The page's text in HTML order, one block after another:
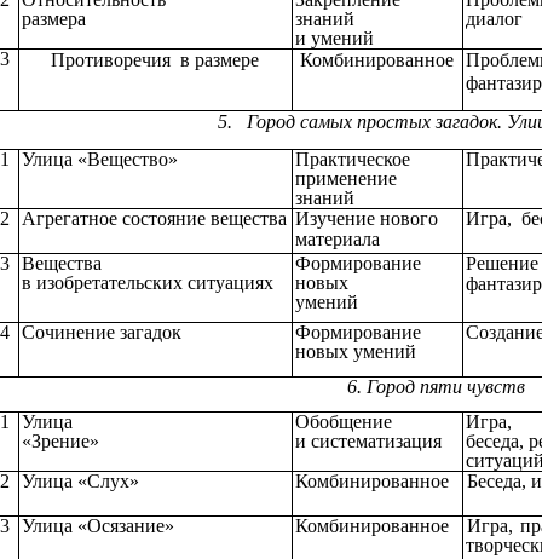
размера
знаний
и умений
диалог
Противоречия в размере Комбинированное
5. Город самых простых загадок.
Улица «Вещество»
Практическое
применение
знаний
Агрегатное состояние вещества Изучение нового
материала
Игра,
Вещества
в изобретательских ситуациях
Формирование
новых
умений
Решение
Сочинение загадок
Формирование
новых умений
6. Город пяти
Улица
«Зрение»
Обобщение
и систематизация
Игра,
беседа,
Улица «Слух» Комбинированное Беседа,
Улица «Осязание» Комбинированное
Игра,